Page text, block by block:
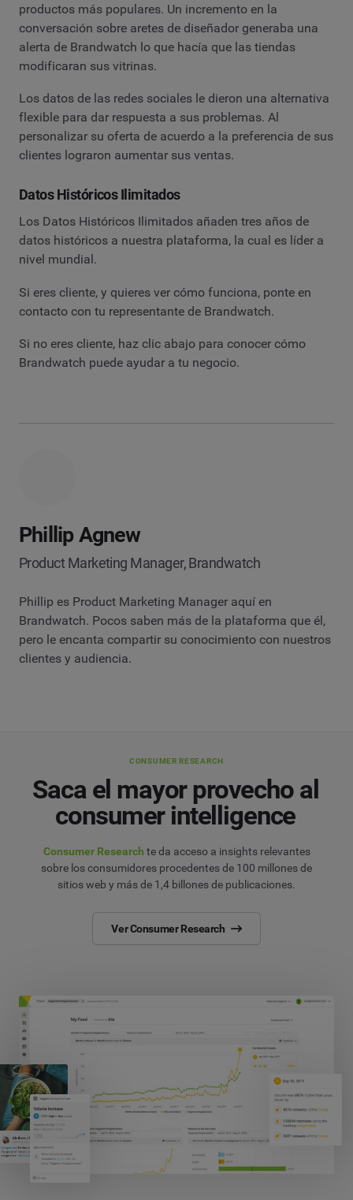
productos más populares. Un incremento en la
conversación sobre aretes de diseñador generaba una
alerta de Brandwatch lo que hacía que las tiendas
modificaran sus vitrinas.
Los datos de las redes sociales le dieron una alternativa
flexible para dar respuesta a sus problemas. Al
personalizar su oferta de acuerdo a la preferencia de sus
clientes lograron aumentar sus ventas.
Datos Históricos Ilimitados
Los Datos Históricos Ilimitados añaden tres años de
datos históricos a nuestra plataforma, la cual es líder a
nivel mundial.
Si eres cliente, y quieres ver cómo funciona, ponte en
contacto con tu representante de Brandwatch.
Si no eres cliente, haz clic abajo para conocer cómo
Brandwatch puede ayudar a tu negocio.
Phillip Agnew
Product Marketing Manager, Brandwatch
Phillip es Product Marketing Manager aquí en
Brandwatch. Pocos saben más de la plataforma que él,
pero le encanta compartir su conocimiento con nuestros
clientes y audiencia.
CONSUMER RESEARCH
Saca el mayor provecho al
consumer intelligence
Consumer Research te da acceso a insights relevantes
sobre los consumidores procedentes de 100 millones de
sitios web y más de 1,4 billones de publicaciones.
Ver Consumer Research